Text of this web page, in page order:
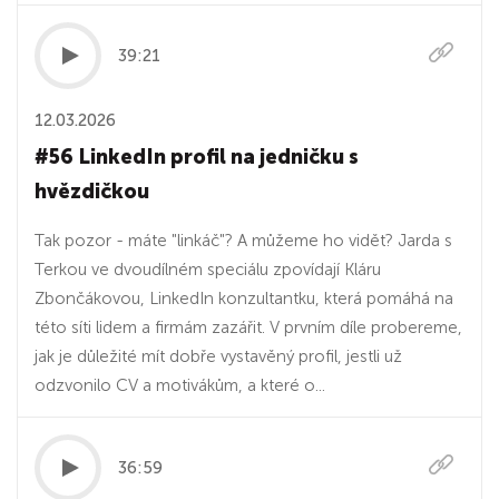
39:21
12.03.2026
#56 LinkedIn profil na jedničku s
hvězdičkou
Tak pozor - máte "linkáč"? A můžeme ho vidět? Jarda s
Terkou ve dvoudílném speciálu zpovídají Kláru
Zbončákovou, LinkedIn konzultantku, která pomáhá na
této síti lidem a firmám zazářit. V prvním díle probereme,
jak je důležité mít dobře vystavěný profil, jestli už
odzvonilo CV a motivákům, a které o...
36:59